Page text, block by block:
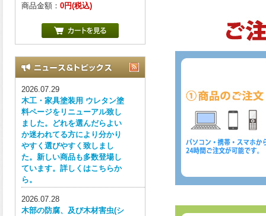
商品金額： 0円(税込)
2026.07.29
木工・家具塗装用 ウレタン塗
料ページをリニューアル致し
ました。どれを選んだらよい
か迷われてる方により分かり
やすく選びやすく致しまし
た。新しい商品も多数登場し
ています。詳しくはこちらか
ら。
2026.07.28
木部の防腐、及び木材害虫(シ